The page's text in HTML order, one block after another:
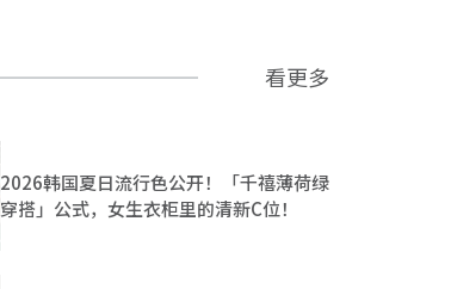
看更多
2026韩国夏日流行色公开！「千禧薄荷绿
穿搭」公式，女生衣柜里的清新C位！